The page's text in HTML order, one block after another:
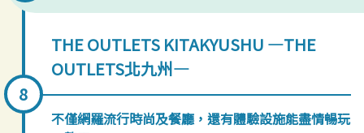
THE OUTLETS KITAKYUSHU —THE
OUTLETS北九州—
不僅網羅流行時尚及餐廳，還有體驗設施能盡情暢玩